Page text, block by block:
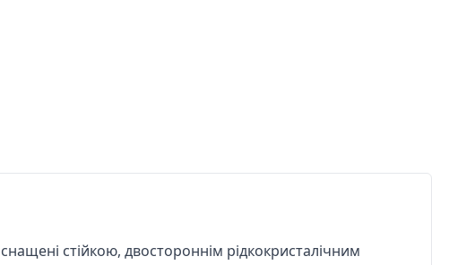
стійкою, двостороннім рідкокристалічним